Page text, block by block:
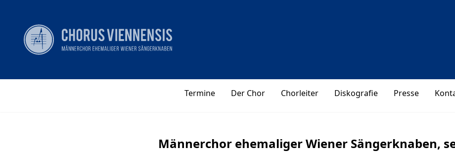
Termine Der Chor Chorleiter Diskografie Presse
Männerchor ehemaliger Wiener Sängerknaben,